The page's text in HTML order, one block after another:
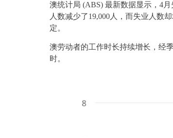
澳统计局 (ABS) 最新数据显示，4
人数减少了19,000人，而失业人数
定。
澳劳动者的工作时长持续增长，经
时。